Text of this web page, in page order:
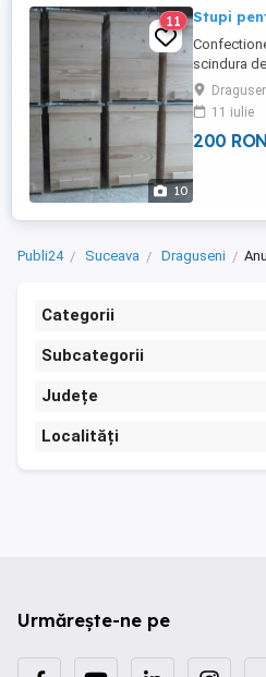
10
11 Stupi
scindura
pe 12
acoperit cu
si jumatate
sau cum
11 iulie
200 RON
Publi24 Suceava Draguseni
Categorii
Subcategorii
Județe
Localități
Urmărește-ne pe